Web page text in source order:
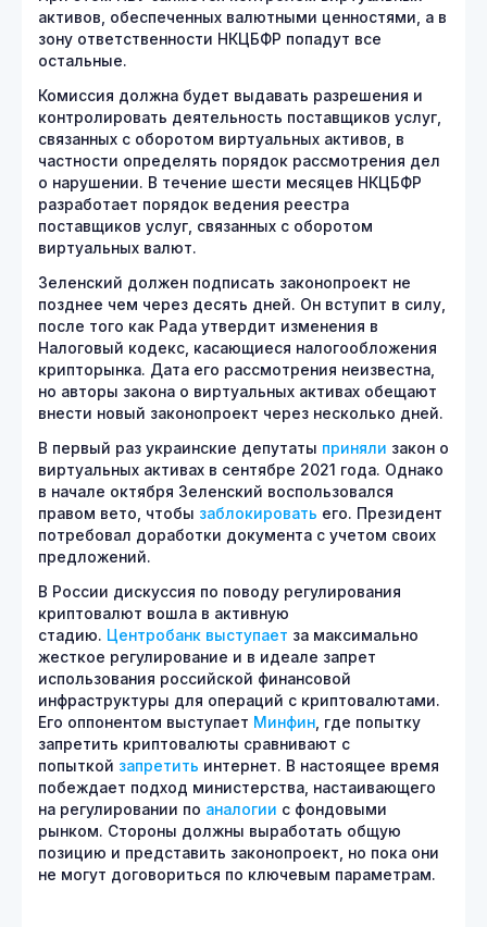
активов, обеспеченных валютными ценностями, а в
зону ответственности НКЦБФР попадут все
остальные.
Комиссия должна будет выдавать разрешения и
контролировать деятельность поставщиков услуг,
связанных с оборотом виртуальных активов, в
частности определять порядок рассмотрения дел
о нарушении. В течение шести месяцев НКЦБФР
разработает порядок ведения реестра
поставщиков услуг, связанных с оборотом
виртуальных валют.
Зеленский должен подписать законопроект не
позднее чем через десять дней. Он вступит в силу,
после того как Рада утвердит изменения в
Налоговый кодекс, касающиеся налогообложения
крипторынка. Дата его рассмотрения неизвестна,
но авторы закона о виртуальных активах обещают
внести новый законопроект через несколько дней.
В первый раз украинские депутаты приняли закон о
виртуальных активах в сентябре 2021 года. Однако
в начале октября Зеленский воспользовался
правом вето, чтобы заблокировать его. Президент
потребовал доработки документа с учетом своих
предложений.
В России дискуссия по поводу регулирования
криптовалют вошла в активную
стадию. Центробанк выступает за максимально
жесткое регулирование и в идеале запрет
использования российской финансовой
инфраструктуры для операций с криптовалютами.
Его оппонентом выступает Минфин , где попытку
запретить криптовалюты сравнивают с
попыткой запретить интернет. В настоящее время
побеждает подход министерства, настаивающего
на регулировании по аналогии с фондовыми
рынком. Стороны должны выработать общую
позицию и представить законопроект, но пока они
не могут договориться по ключевым параметрам.